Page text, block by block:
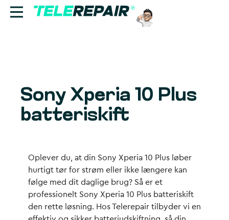
Find butik
Ring til os:
+45 70 60 55 90
Sony Xperia 10 Plus
batteriskift
Oplever du, at din Sony Xperia 10 Plus løber
hurtigt tør for strøm eller ikke længere kan
følge med dit daglige brug? Så er et
professionelt Sony Xperia 10 Plus batteriskift
den rette løsning. Hos Telerepair tilbyder vi en